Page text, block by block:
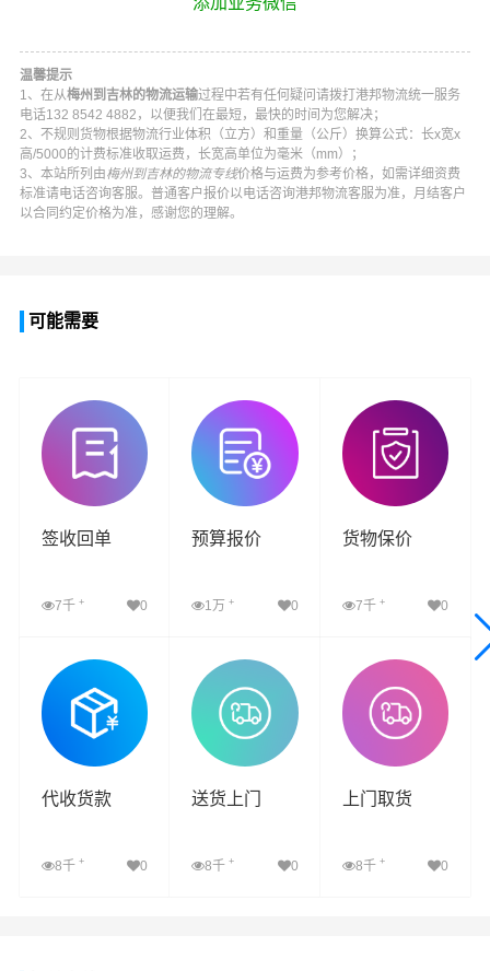
温馨提示
1、在从梅州到吉林的物流运输过程中若有任何疑问请拨打 港邦物流统一服务
电话132 8542 4882 ，以便我们在最短，最快的时间为您解决；
2、不规则货物根据物流行业体积（立方）和重量（公斤）换算公式：长x宽x
高/5000的计费标准收取运费，长宽高单位为毫米（mm）；
3、本站所列由梅州到吉林的物流专线价格与运费为参考价格，如需详细资费
标准请电话咨询客服。普通客户报价以电话咨询港邦物流客服为准，月结客户
以合同约定价格为准，感谢您的理解。
可能需要
签收回单
7千 + 0
查看详细
预算报价
1万+ 0
查看详细
货物保价
7千 + 0
查看详细
代收货款
8千 + 0
送货上门
8千+ 0
上门取货
8千 + 0